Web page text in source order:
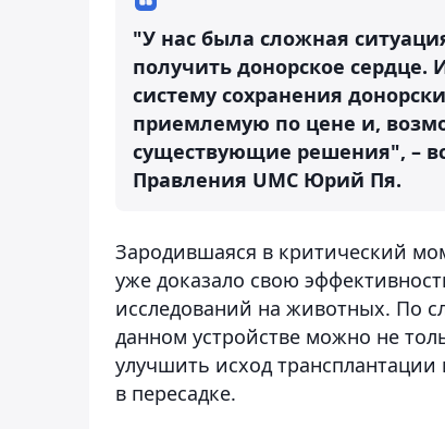
"У нас была сложная
получить донорское сердце.
систему сохранения
приемлемую по цене и,
существующие решения", –
Правления UMC Юрий Пя.
Зародившаяся в критический
уже доказало свою
исследований на животных. По
данном устройстве можно не
улучшить исход
в пересадке.